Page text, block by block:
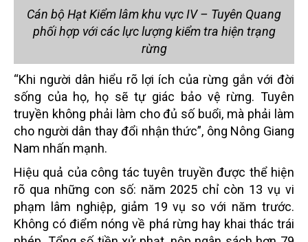
Cán bộ Hạt Kiểm lâm khu vực IV – Tuyên Quang
phối hợp với các lực lượng kiểm tra hiện trạng
rừng
“Khi người dân hiểu rõ lợi ích của rừng gắn với đời
sống của họ, họ sẽ tự giác bảo vệ rừng. Tuyên
truyền không phải làm cho đủ số buổi, mà phải làm
cho người dân thay đổi nhận thức”, ông Nông Giang
Nam nhấn mạnh.
Hiệu quả của công tác tuyên truyền được thể hiện
rõ qua những con số: năm 2025 chỉ còn 13 vụ vi
phạm lâm nghiệp, giảm 19 vụ so với năm trước.
Không có điểm nóng về phá rừng hay khai thác trái